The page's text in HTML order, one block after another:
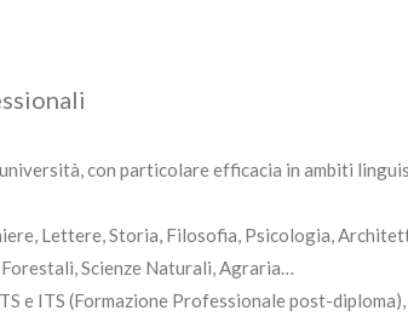
con particolare efficacia in ambiti
Lettere, Storia, Filosofia, Psicologia,
Scienze Naturali, Agraria…
e ITS (Formazione Professionale post-